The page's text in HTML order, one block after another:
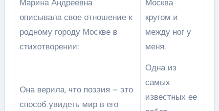
Марина Андреевна
описывала свое отношение к
родному городу Москве в
стихотворении:
Москва
кругом и
между ног у
меня.
Она верила, что поэзия – это
способ увидеть мир в его
Одна из
самых
известных ее